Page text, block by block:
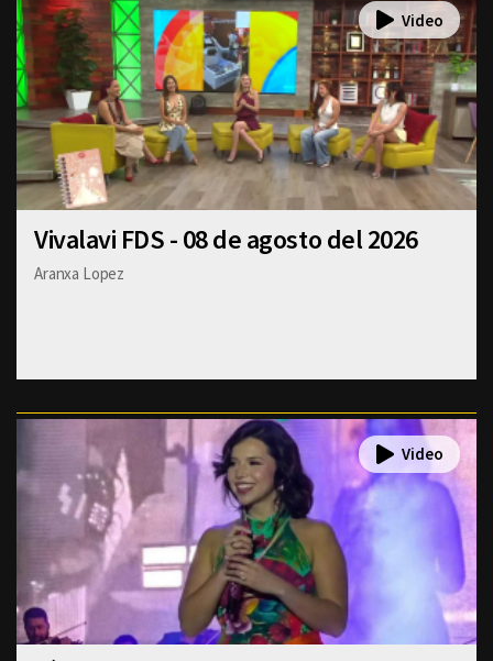
Vivalavi FDS - 08 de agosto del 2026
Aranxa Lopez